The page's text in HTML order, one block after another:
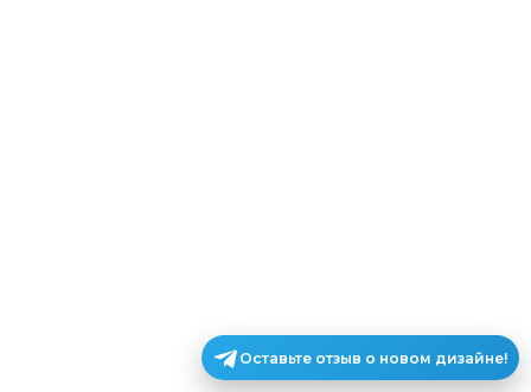
Оставьте отзыв о новом дизайне!